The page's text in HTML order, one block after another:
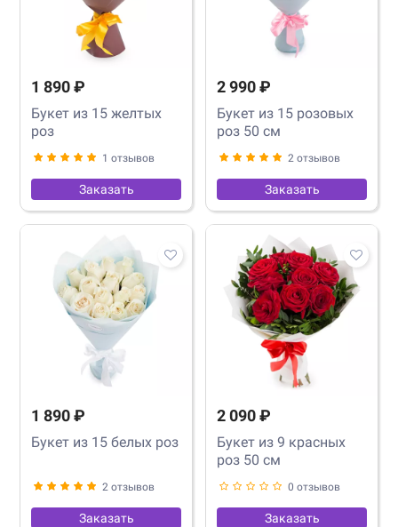
1 890 ₽
Букет из 15 желтых
роз
1 отзывов
Заказать
2 990 ₽
Букет из 15 розовых
роз 50 см
2 отзывов
Заказать
1 890 ₽
Букет из 15 белых роз
2 отзывов
Заказать
2 090 ₽
Букет из 9 красных
роз 50 см
0 отзывов
Заказать